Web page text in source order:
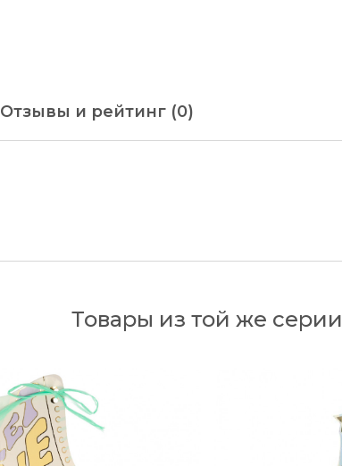
Отзывы и рейтинг (0)
Товары из той же серии